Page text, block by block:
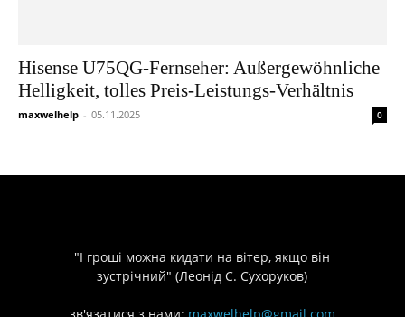
Hisense U75QG-Fernseher: Außergewöhnliche
Helligkeit, tolles Preis-Leistungs-Verhältnis
maxwelhelp - 05.11.2025 0
"І гроші можна кидати на вітер, якщо він
зустрічний" (Леонід С. Сухоруков)